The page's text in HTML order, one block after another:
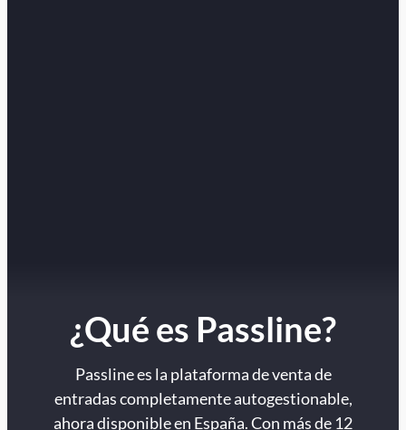
¿Qué es Passline?
Passline es la plataforma de venta de
entradas completamente autogestionable,
ahora disponible en España. Con más de 12